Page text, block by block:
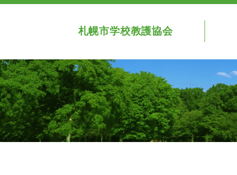
札幌市学校教護協会